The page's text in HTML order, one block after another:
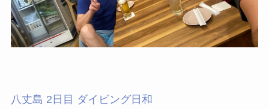
八丈島 2日目 ダイビング日和